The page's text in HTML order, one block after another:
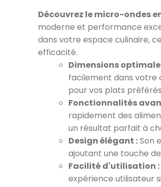
Découvrez le micro-ondes
moderne et performance
dans votre espace culinaire,
efficacité.
Dimensions
facilement dans votre
pour vos plats
Fonctionnalités
rapidement des
un résultat parfait à
Design élégant :Son
ajoutant une touche
Facilité d'utilisation :
expérience utilisateur